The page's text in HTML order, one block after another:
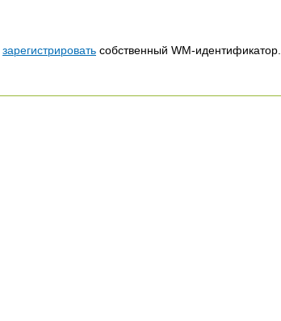
зарегистрировать собственный WM-идентификатор.